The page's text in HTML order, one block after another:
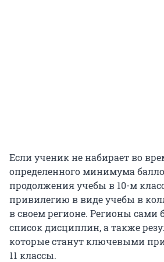
Если ученик не набирает во
определенного минимума
продолжения учебы в 10-м
привилегию в виде учебы в
в своем регионе. Регионы сами
список дисциплин, а также
которые станут ключевыми
11 классы.